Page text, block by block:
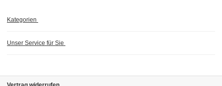
Kategorien
Unser Service für Sie